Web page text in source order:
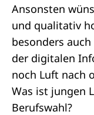
Ansonsten
und qualitativ
besonders
der digitalen
noch Luft nach
Was ist jungen
Berufswahl?